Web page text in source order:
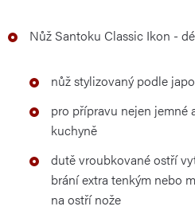
Nůž Santoku Classic Ikon -
nůž stylizovaný podle
pro přípravu nejen jemné
kuchyně
dutě vroubkované ostří
brání extra tenkým nebo
na ostří nože